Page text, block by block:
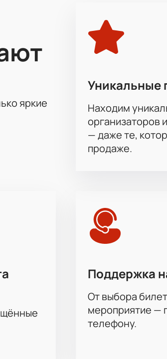
яркие
Уникальные
Находим
организаторов
— даже те,
продаже.
Поддержка
От выбора
мероприятие —
телефону.